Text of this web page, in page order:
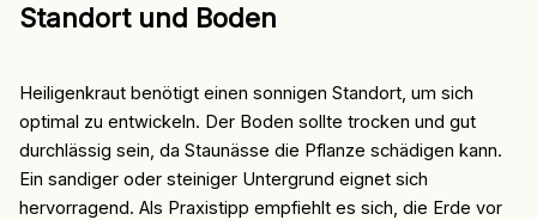
Standort und Boden
Heiligenkraut benötigt einen sonnigen Standort, um sich
optimal zu entwickeln. Der Boden sollte trocken und gut
durchlässig sein, da Staunässe die Pflanze schädigen kann.
Ein sandiger oder steiniger Untergrund eignet sich
hervorragend. Als Praxistipp empfiehlt es sich, die Erde vor